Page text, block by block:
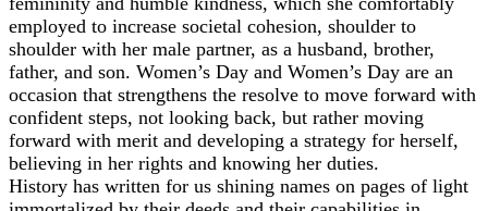
employed to increase societal cohesion, shoulder to
shoulder with her male partner, as a husband, brother,
father, and son. Women’s Day and Women’s Day are an
occasion that strengthens the resolve to move forward with
confident steps, not looking back, but rather moving
forward with merit and developing a strategy for herself,
believing in her rights and knowing her duties.
History has written for us shining names on pages of light